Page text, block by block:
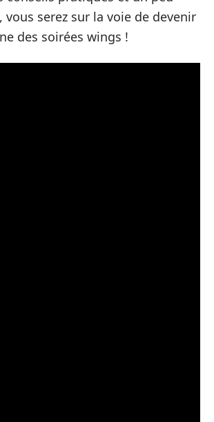
vous serez sur la voie de devenir
des soirées wings !